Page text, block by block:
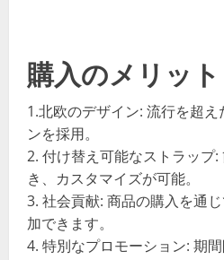
購入のメリット
1.北欧のデザイン: 流行を超
ンを採用。
2. 付け替え可能なストラップ
き、カスタマイズが可能。
3. 社会貢献: 商品の購入を通
加できます。
4. 特別なプロモーション: 期